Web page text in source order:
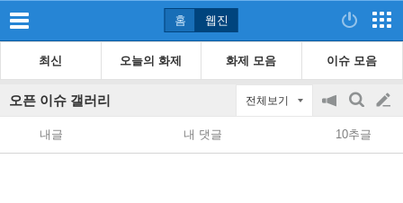
홈 웹진
최신 오늘의 화제 화제 모음 이슈 모음
오픈 이슈 갤러리 전체보기
공
지
on/off
검
색
글
쓰
내글 내 댓글 10추글